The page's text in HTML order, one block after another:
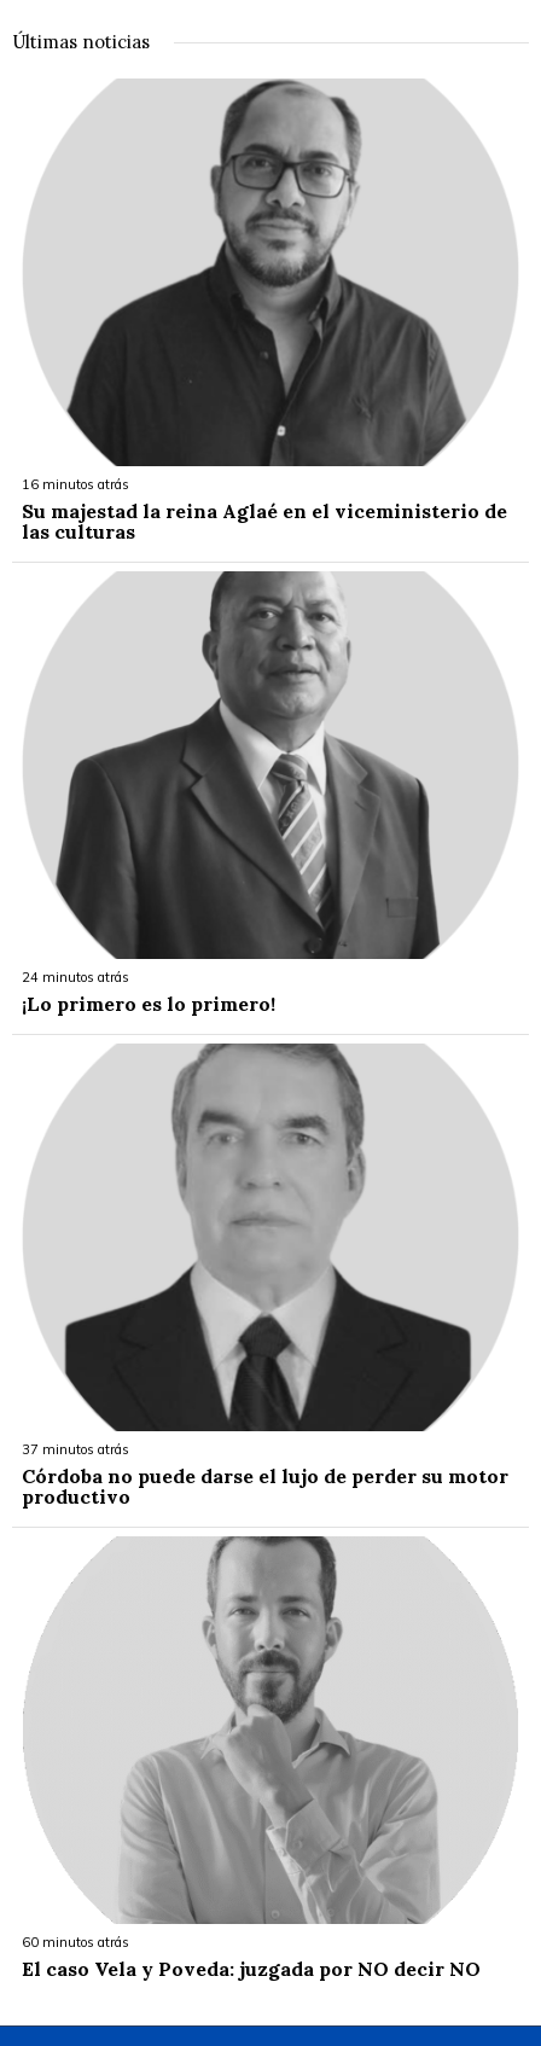
Últimas noticias
16 minutos atrás
Su majestad la reina Aglaé en el viceministerio de
las culturas
24 minutos atrás
¡Lo primero es lo primero!
37 minutos atrás
Córdoba no puede darse el lujo de perder su motor
productivo
60 minutos atrás
El caso Vela y Poveda: juzgada por NO decir NO